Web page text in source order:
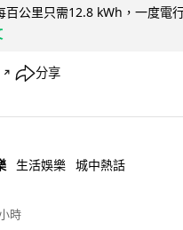
百公里只需12.8 kWh，一度電
↗ 分享
生活娛樂 城中熱話
時